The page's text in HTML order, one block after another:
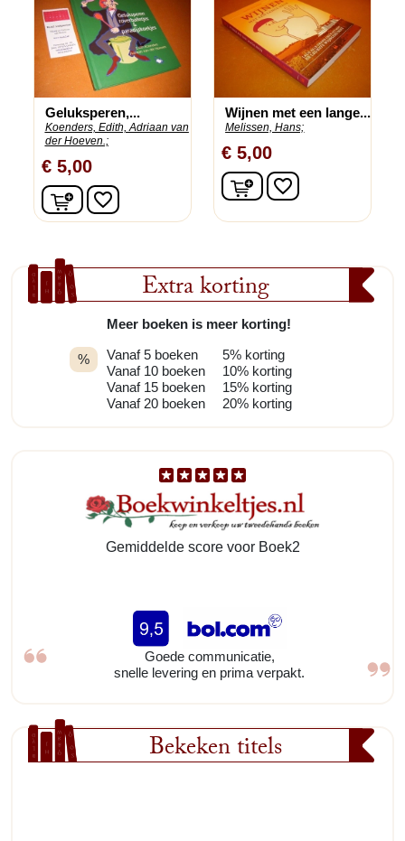
Extra korting
%
Meer boeken is meer korting!
Vanaf 5 boeken
Vanaf 10 boeken
Vanaf 15 boeken
Vanaf 20 boeken
5% korting
10% korting
15% korting
20% korting
Gemiddelde score voor Boek2
Goede communicatie,
snelle levering en prima verpakt.
Bekeken titels
Geluksperen,...
Koenders, Edith, Adriaan van
der Hoeven.;
€ 5,00
In winkelwagen
favorite_border
Wijnen met een lange...
Melissen, Hans;
€ 5,00
In winkelwagen
favorite_border